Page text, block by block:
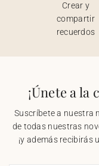
Crear y
compartir
recuerdos
¡Únete a
Suscríbete a nuestra
de todas nuestras
¡y además recibirás